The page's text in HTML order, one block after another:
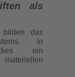
als
bilden das
In
dies ein
materiellen